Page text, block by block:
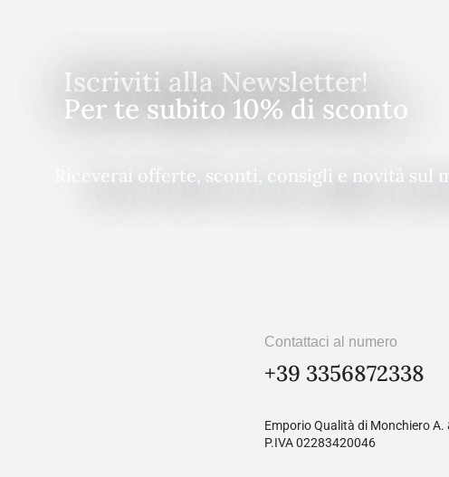
Iscriviti alla Newsletter!
Per te subito 10% di sconto
Riceverai offerte, sconti, consigli e novità sul
Contattaci al numero
+39 3356872338
Emporio Qualità di Monchiero A.
P.IVA 02283420046